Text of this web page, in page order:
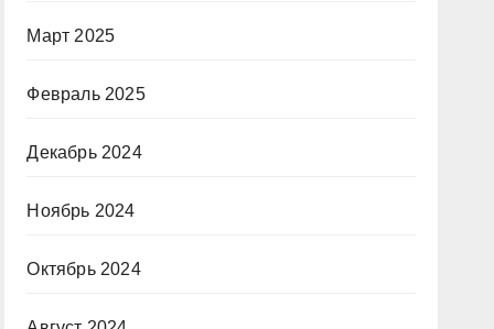
Март 2025
Февраль 2025
Декабрь 2024
Ноябрь 2024
Октябрь 2024